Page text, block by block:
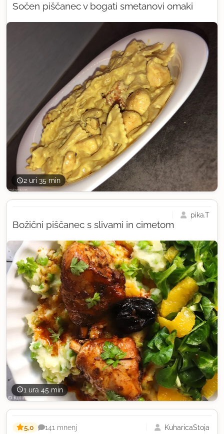
2 uri 35 min
Sočen piščanec v bogati smetanovi omaki
1 ura 45 min
Božični piščanec s slivami in cimetom
pika.T
5,0 141 mnenj KuharicaStoja